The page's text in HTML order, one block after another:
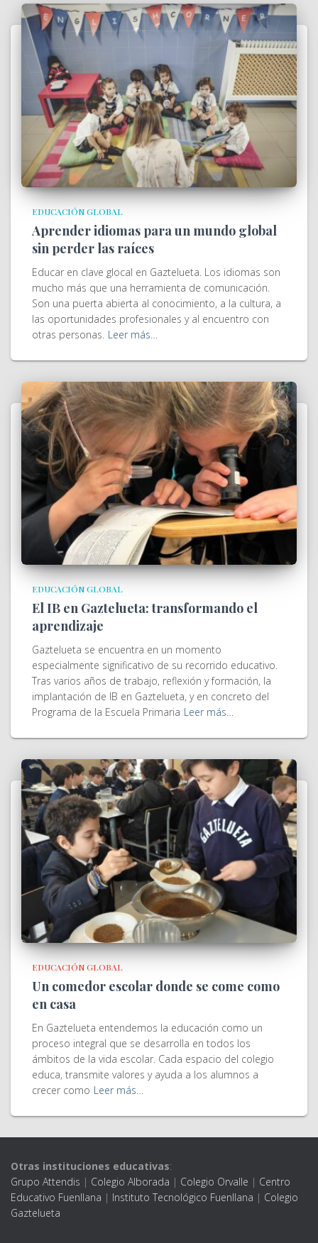
EDUCACIÓN GLOBAL
Aprender idiomas para un mundo global
sin perder las raíces
Educar en clave glocal en Gaztelueta. Los idiomas son
mucho más que una herramienta de comunicación.
Son una puerta abierta al conocimiento, a la cultura, a
las oportunidades profesionales y al encuentro con
otras personas. Leer más…
EDUCACIÓN GLOBAL
El IB en Gaztelueta: transformando el
aprendizaje
Gaztelueta se encuentra en un momento
especialmente significativo de su recorrido educativo.
Tras varios años de trabajo, reflexión y formación, la
implantación de IB en Gaztelueta, y en concreto del
Programa de la Escuela Primaria Leer más…
EDUCACIÓN GLOBAL
Un comedor escolar donde se come como
en casa
En Gaztelueta entendemos la educación como un
proceso integral que se desarrolla en todos los
ámbitos de la vida escolar. Cada espacio del colegio
educa, transmite valores y ayuda a los alumnos a
crecer como Leer más…
Otras instituciones educativas:
Grupo Attendis | Colegio Alborada | Colegio Orvalle | Centro
Educativo Fuenllana | Instituto Tecnológico Fuenllana | Colegio
Gaztelueta